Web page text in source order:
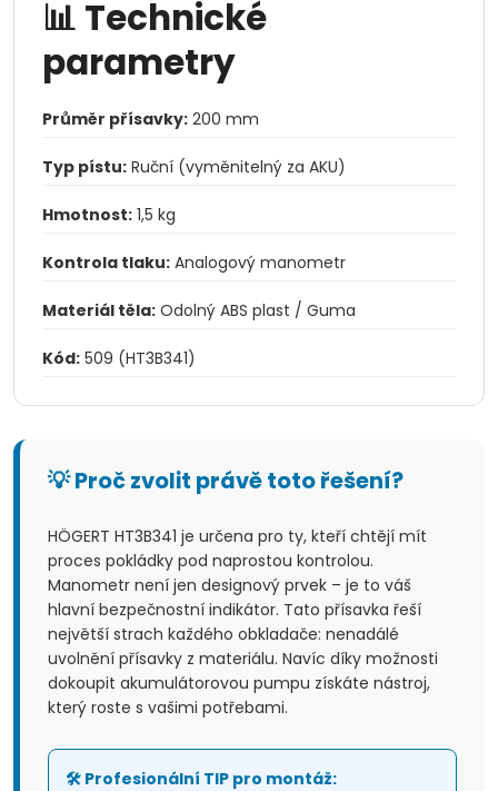
📊 Technické
parametry
Průměr přísavky: 200 mm
Typ pístu: Ruční (vyměnitelný za AKU)
Hmotnost: 1,5 kg
Kontrola tlaku: Analogový manometr
Materiál těla: Odolný ABS plast / Guma
Kód: 509 (HT3B341)
💡 Proč zvolit právě toto řešení?
HÖGERT HT3B341 je určena pro ty, kteří chtějí mít
proces pokládky pod naprostou kontrolou.
Manometr není jen designový prvek – je to váš
hlavní bezpečnostní indikátor. Tato přísavka řeší
největší strach každého obkladače: nenadálé
uvolnění přísavky z materiálu. Navíc díky možnosti
dokoupit akumulátorovou pumpu získáte nástroj,
který roste s vašimi potřebami.
🛠️ Profesionální TIP pro montáž: